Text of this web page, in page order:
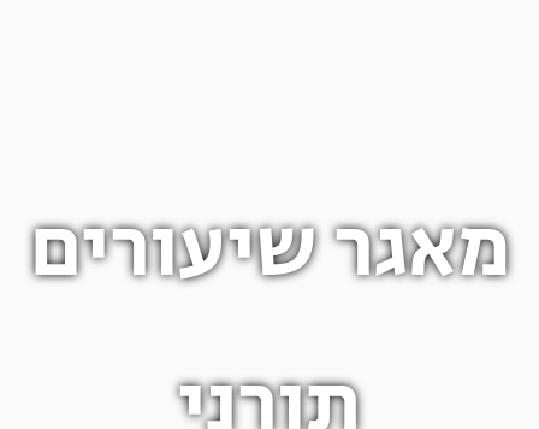
מאגר שיעורים